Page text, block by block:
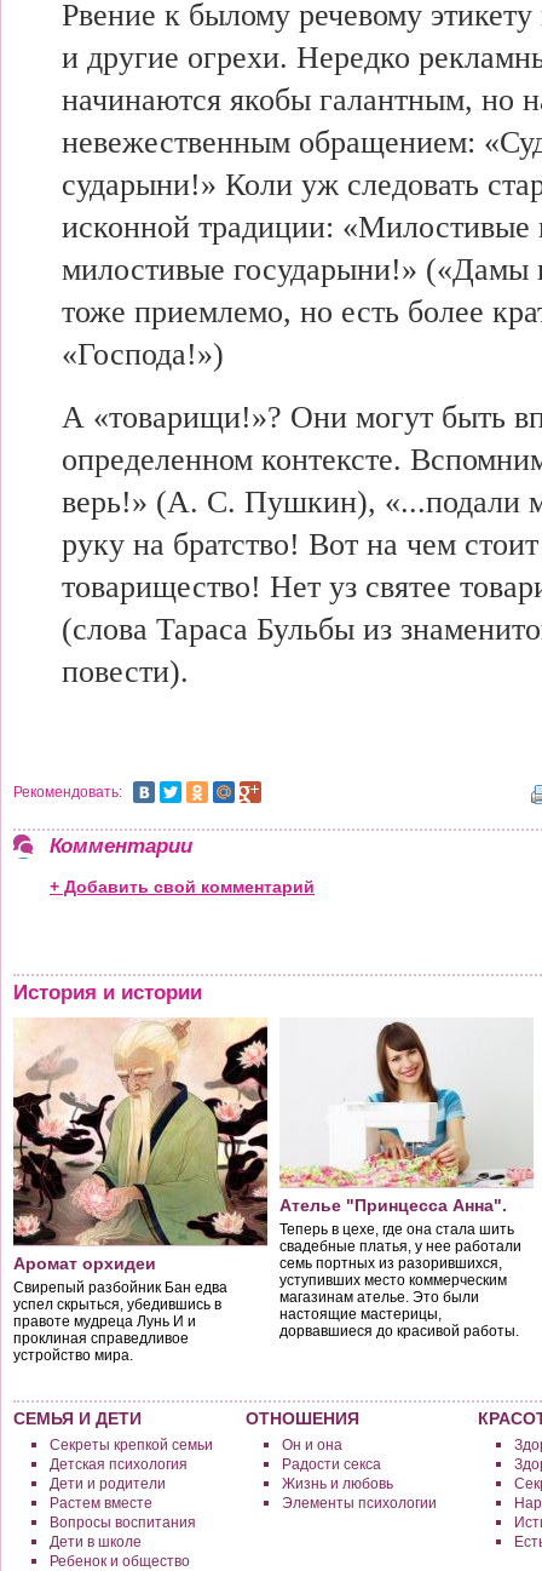
Рвение к былому речевому этикету
и другие огрехи. Нередко
начинаются якобы галантным, но
невежественным обращением:
сударыни!» Коли уж следовать
исконной традиции: «Милостивые
милостивые государыни!»
тоже приемлемо, но есть более
«Господа!»)
А «товарищи!»? Они могут быть
определенном контексте.
верь!» (А. С. Пушкин), «...подали
руку на братство! Вот на чем
товарищество! Нет уз святее
(слова Тараса Бульбы из
повести).
Рекомендовать:
Комментарии
+ Добавить свой комментарий
История и истории
Аромат орхидеи
Свирепый разбойник Бан едва
успел скрыться, убедившись в
правоте мудреца Лунь И и
проклиная справедливое
устройство мира.
Ателье "Принцесса Анна".
Теперь в цехе, где она стала шить
свадебные платья, у нее работали
семь портных из разорившихся,
уступивших место коммерческим
магазинам ателье. Это были
настоящие мастерицы,
дорвавшиеся до красивой работы.
СЕМЬЯ И ДЕТИ
Секреты крепкой семьи
Детская психология
Дети и родители
Растем вместе
Вопросы воспитания
Дети в школе
Ребенок и общество
ОТНОШЕНИЯ
Он и она
Радости секса
Жизнь и любовь
Элементы психологии